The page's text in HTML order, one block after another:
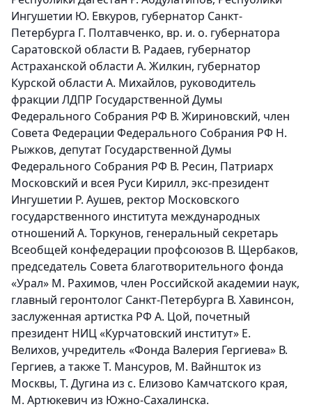
Ингушетии Ю. Евкуров, губернатор Санкт-
Петербурга Г. Полтавченко, вр. и. о. губернатора
Саратовской области В. Радаев, губернатор
Астраханской области А. Жилкин, губернатор
Курской области А. Михайлов, руководитель
фракции ЛДПР Государственной Думы
Федерального Собрания РФ В. Жириновский, член
Совета Федерации Федерального Собрания РФ Н.
Рыжков, депутат Государственной Думы
Федерального Собрания РФ В. Ресин, Патриарх
Московский и всея Руси Кирилл, экс-президент
Ингушетии Р. Аушев, ректор Московского
государственного института международных
отношений А. Торкунов, генеральный секретарь
Всеобщей конфедерации профсоюзов В. Щербаков,
председатель Совета благотворительного фонда
«Урал» М. Рахимов, член Российской академии наук,
главный геронтолог Санкт-Петербурга В. Хавинсон,
заслуженная артистка РФ А. Цой, почетный
президент НИЦ «Курчатовский институт» Е.
Велихов, учредитель «Фонда Валерия Гергиева» В.
Гергиев, а также Т. Мансуров, М. Вайншток из
Москвы, Т. Дугина из с. Елизово Камчатского края,
М. Артюкевич из Южно-Сахалинска.